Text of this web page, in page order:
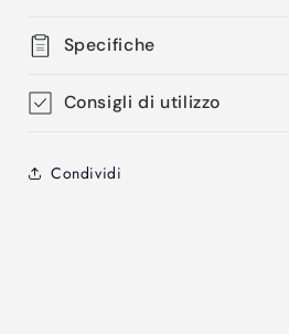
Specifiche
Consigli di utilizzo
Condividi